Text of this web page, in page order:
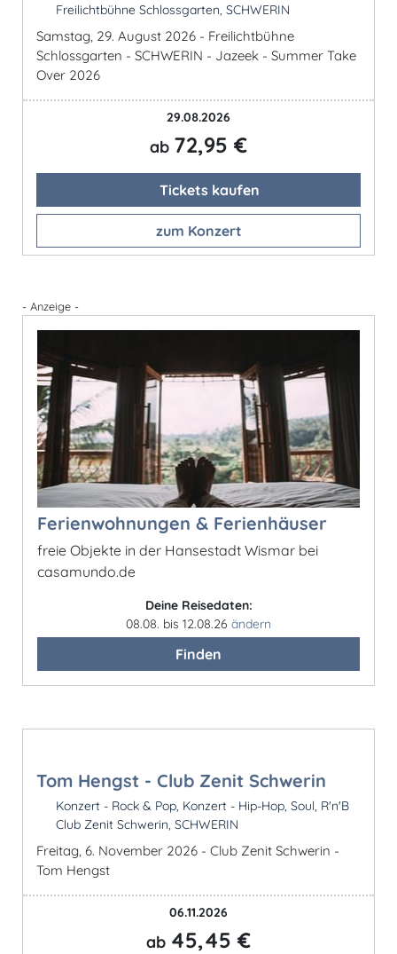
Freilichtbühne Schlossgarten, SCHWERIN
Samstag, 29. August 2026 - Freilichtbühne
Schlossgarten - SCHWERIN - Jazeek - Summer Take
Over 2026
29.08.2026
ab 72,95 €
Tickets kaufen
zum Konzert
- Anzeige -
Ferienwohnungen & Ferienhäuser
freie Objekte in der Hansestadt Wismar bei
casamundo.de
Deine Reisedaten:
08.08. bis 12.08.26 ändern
Finden
Tom Hengst - Club Zenit Schwerin
Konzert - Rock & Pop, Konzert - Hip-Hop, Soul, R'n'B
Club Zenit Schwerin, SCHWERIN
Freitag, 6. November 2026 - Club Zenit Schwerin -
Tom Hengst
06.11.2026
ab 45,45 €